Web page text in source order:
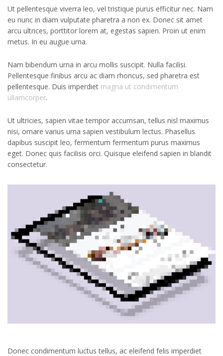
Ut pellentesque viverra leo, vel tristique purus efficitur nec. Nam
eu nunc in diam vulputate pharetra a non ex. Donec sit amet
arcu ultrices, porttitor lorem at, egestas sapien. Proin ut enim
metus. In eu augue urna.
Nam bibendum urna in arcu mollis suscipit. Nulla facilisi.
Pellentesque finibus arcu ac diam rhoncus, sed pharetra est
pellentesque. Duis imperdiet magna ut condimentum
ullamcorper.
Ut ultricies, sapien vitae tempor accumsan, tellus nisl maximus
nisi, ornare varius urna sapien vestibulum lectus. Phasellus
dapibus suscipit leo, fermentum fermentum purus maximus
eget. Donec quis facilisis orci. Quisque eleifend sapien in blandit
consectetur.
Donec condimentum luctus tellus, ac eleifend felis imperdiet